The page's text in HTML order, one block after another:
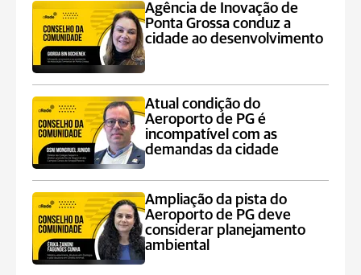
Agência de Inovação de
Ponta Grossa conduz a
cidade ao desenvolvimento
Atual condição do
Aeroporto de PG é
incompatível com as
demandas da cidade
Ampliação da pista do
Aeroporto de PG deve
considerar planejamento
ambiental